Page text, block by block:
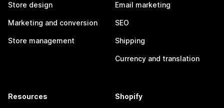
Store design
Marketing and conversion
Store management
Email marketing
SEO
Shipping
Currency and translation
Resources Shopify